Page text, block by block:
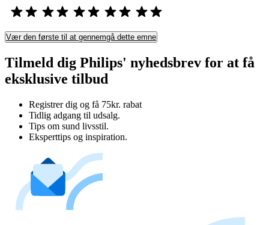
Vær den første til at gennemgå dette emne
Tilmeld dig Philips' nyhedsbrev for at få
eksklusive tilbud
Registrer dig og få 75kr. rabat
Tidlig adgang til udsalg.
Tips om sund livsstil.
Eksperttips og inspiration.